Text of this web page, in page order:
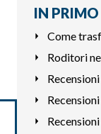
IN